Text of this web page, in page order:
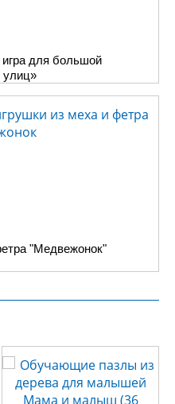
для большой
улиц»
"Медвежонок"